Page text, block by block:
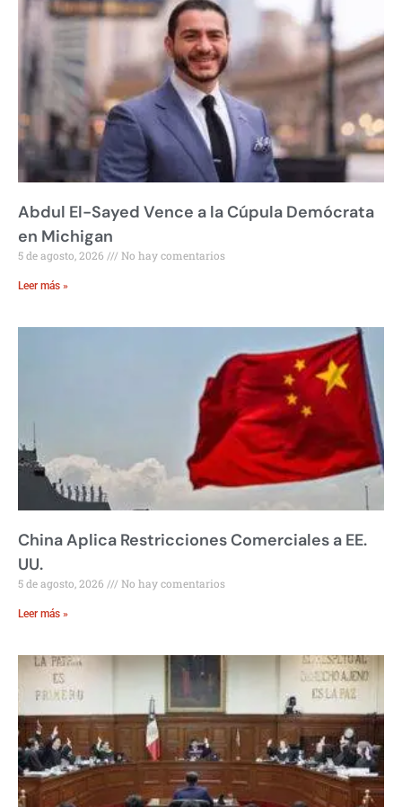
Abdul El-Sayed Vence a la Cúpula Demócrata
en Michigan
5 de agosto, 2026 No hay comentarios
Leer más »
China Aplica Restricciones Comerciales a EE.
UU.
5 de agosto, 2026 No hay comentarios
Leer más »